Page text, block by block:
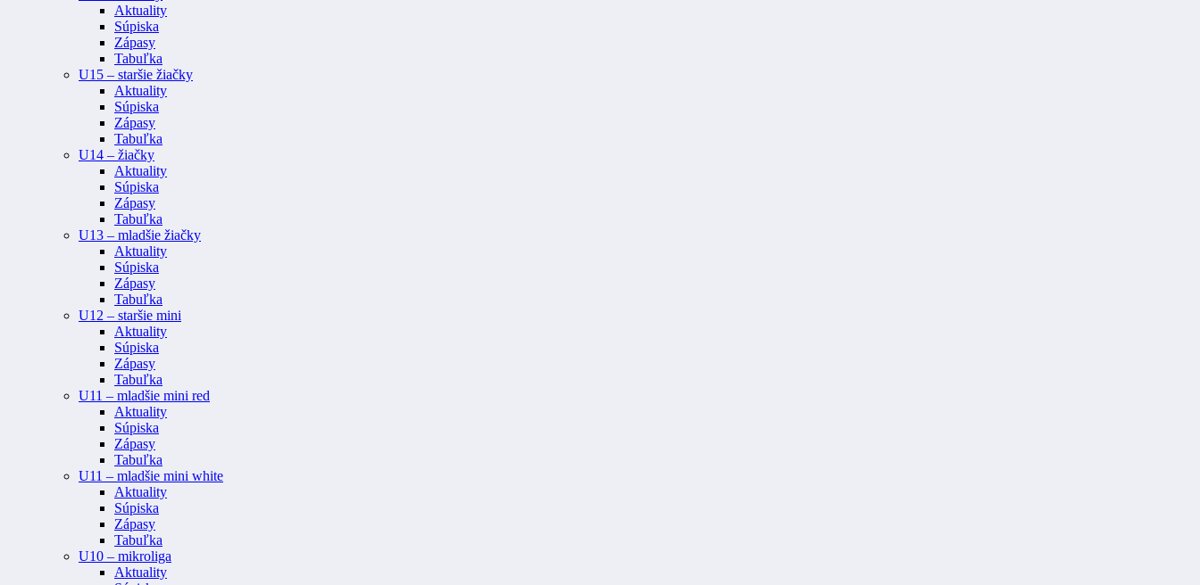
Aktuality
Súpiska
Zápasy
Tabuľka
U15 – staršie žiačky
Aktuality
Súpiska
Zápasy
Tabuľka
U14 – žiačky
Aktuality
Súpiska
Zápasy
Tabuľka
U13 – mladšie žiačky
Aktuality
Súpiska
Zápasy
Tabuľka
U12 – staršie mini
Aktuality
Súpiska
Zápasy
Tabuľka
U11 – mladšie mini red
Aktuality
Súpiska
Zápasy
Tabuľka
U11 – mladšie mini white
Aktuality
Súpiska
Zápasy
Tabuľka
U10 – mikroliga
Aktuality